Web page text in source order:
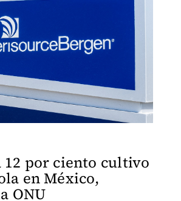
12 por ciento cultivo
en México,
ONU